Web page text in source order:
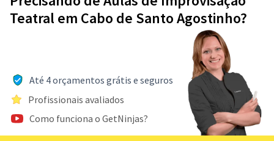
Teatral em Cabo de Santo Agostinho?
Até 4 orçamentos grátis e seguros
Profissionais avaliados
Como funciona o GetNinjas?